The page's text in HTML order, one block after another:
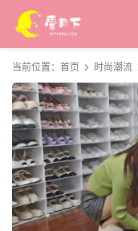
当前位置： 首页 时尚潮流